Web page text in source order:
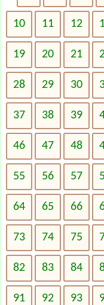
10 11 12
19 20 21
28 29 30
37 38 39
46 47 48
55 56 57
64 65 66
73 74 75
82 83 84
91 92 93